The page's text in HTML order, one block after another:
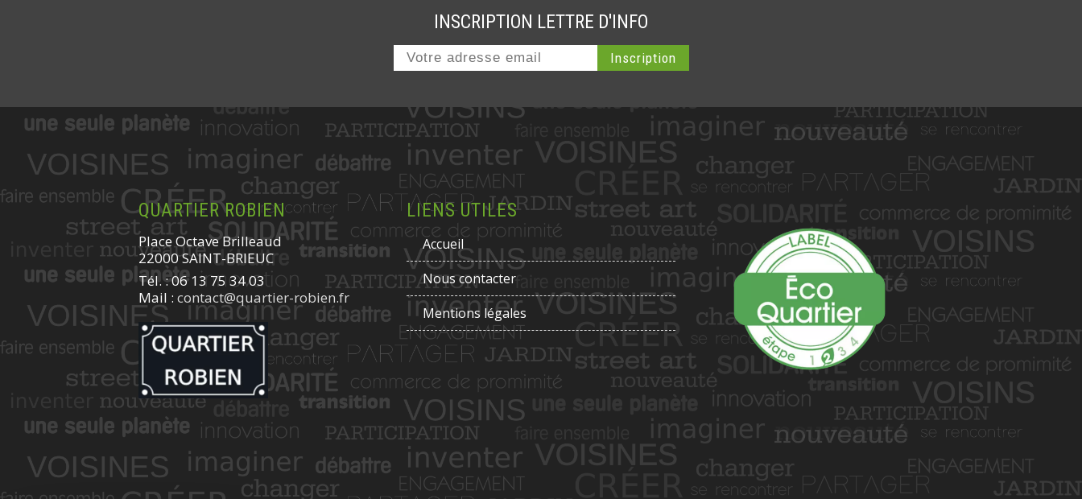
INSCRIPTION LETTRE D'INFO
QUARTIER ROBIEN
Place Octave Brilleaud
22000 SAINT-BRIEUC
Tél. : 06 13 75 34 03
Mail : contact@quartier-robien.fr
LIENS UTILES
Accueil
Nous contacter
Mentions légales